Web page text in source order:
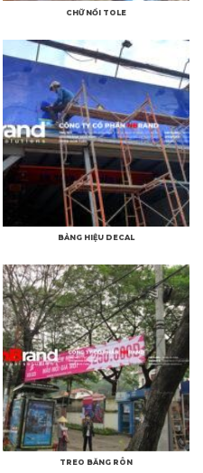
CHỮ NỔI TOLE
BẢNG HIỆU DECAL
TREO BĂNG RÔN